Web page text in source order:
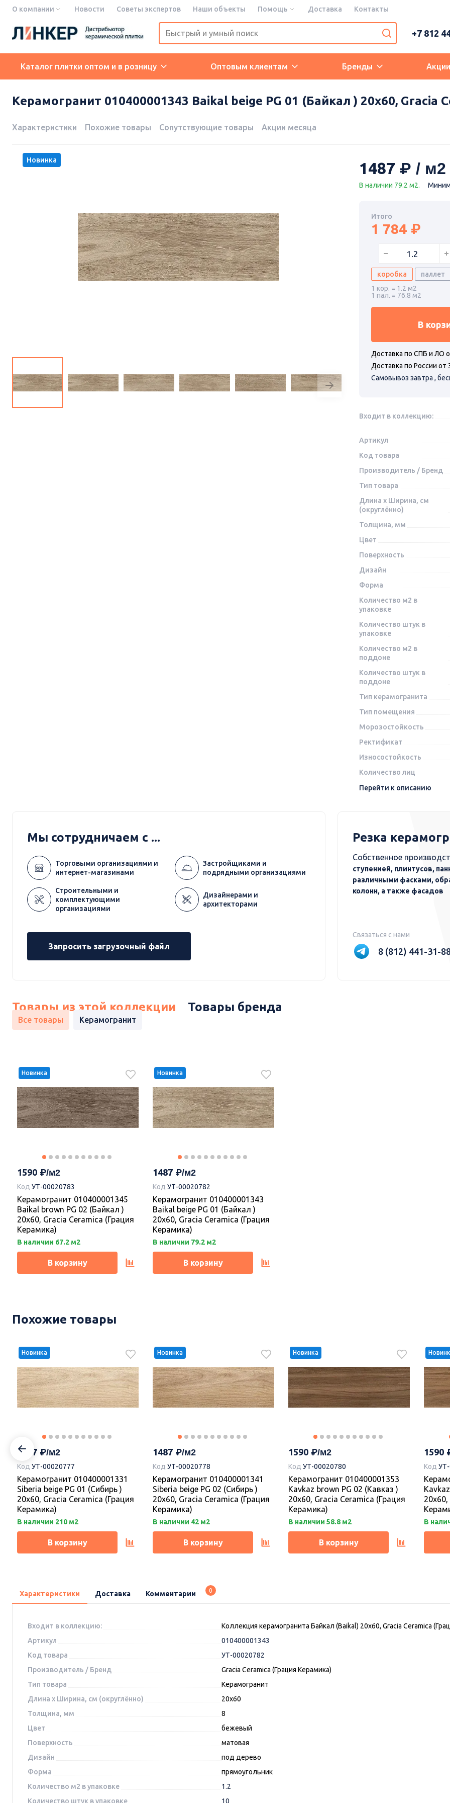
О компании Новости Советы экспертов Наши объекты Помощь Доставка Контакты
+7 812
Каталог плитки оптом и в розницу Оптовым клиентам Бренды Акции
Керамогранит 010400001343 Baikal beige PG 01 (Байкал ) 20х60, Gracia
Характеристики Похожие товары Сопутствующие товары Акции месяца
Новинка 1487
В наличии 79.2 м2.
Итого
1 784
коробка
паллет
1 кор. = 1.2 м2
1 пал. = 76.8 м2
В
Доставка по СПБ и ЛО
Доставка по России от
Самовывоз завтра ,
Входит в коллекцию:
Артикул
Код товара
Производитель / Бренд
Тип товара
Длина x Ширина, см
(округлённо)
Толщина, мм
Цвет
Поверхность
Дизайн
Форма
Количество м2 в
упаковке
Количество штук в
упаковке
Количество м2 в
поддоне
Количество штук в
поддоне
Тип керамогранита
Тип помещения
Морозостойкость
Ректификат
Износостойкость
Количество лиц
Перейти к описанию
Мы сотрудничаем с ...
Торговыми организациями и
интернет-магазинами
Застройщиками и
подрядными организациями
Строительными и
комплектующими
организациями
Дизайнерами и
архитекторами
Запросить загрузочный файл
Резка
Собственное
ступенией, плинтусов,
различными фасками,
колонн, а также фасадов
Связаться с нами
8 (812) 441-31-
Товары из этой коллекции Товары бренда
Все товары Керамогранит
Новинка
1590
Код УТ-00020783
Керамогранит 010400001345
Baikal brown PG 02 (Байкал )
20х60, Gracia Ceramica (Грация
Керамика)
В наличии 67.2 м2
В корзину
Новинка
1487
Код УТ-00020782
Керамогранит 010400001343
Baikal beige PG 01 (Байкал )
20х60, Gracia Ceramica (Грация
Керамика)
В наличии 79.2 м2
В корзину
1205
Ceramica (Грация Керамика)
Под заказ.
В корзину
1085 1205 % 120.5
Ceramica
Под заказ.
В корзину
1205
Ceramica
В наличии 42.56 м2
В корзину
1085
Под
Похожие товары
Новинка
1487
Код УТ-00020777
Керамогранит 010400001331
Siberia beige PG 01 (Сибирь )
20х60, Gracia Ceramica (Грация
Керамика)
В наличии 210 м2
В корзину
Новинка
1487
Код УТ-00020778
Керамогранит 010400001341
Siberia beige PG 02 (Сибирь )
20х60, Gracia Ceramica (Грация
Керамика)
В наличии 42 м2
В корзину
Новинка
1590
Код УТ-00020780
Керамогранит 010400001353
Kavkaz brown PG 02 (Кавказ )
20х60, Gracia Ceramica (Грация
Керамика)
В наличии 58.8 м2
В корзину
1590
Код
В
Характеристики Доставка Комментарии 0
Входит в коллекцию:
Коллекция керамогранита Байкал (Baikal) 20х60, Gracia Ceramica
Артикул
010400001343
Код товара
УТ-00020782
Производитель / Бренд
Gracia Ceramica (Грация Керамика)
Тип товара
Керамогранит
Длина x Ширина, см (округлённо)
20x60
Толщина, мм
8
Цвет
бежевый
Поверхность
матовая
Дизайн
под дерево
Форма
прямоугольник
Количество м2 в упаковке
1.2
Количество штук в упаковке
10